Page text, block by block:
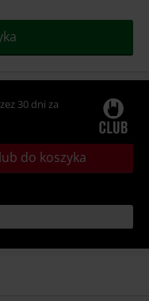
30 dni za
do koszyka